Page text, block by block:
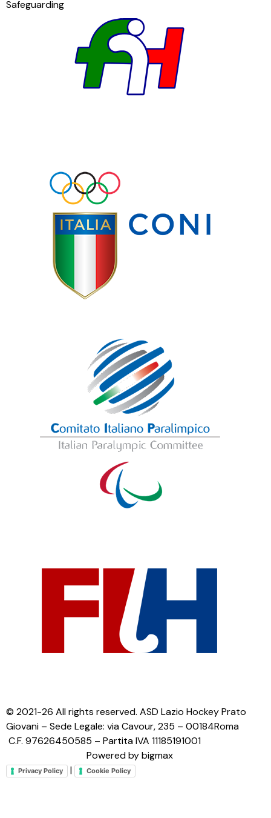
Safeguarding
© 2021-26 All rights reserved. ASD Lazio Hockey Prato
Giovani – Sede Legale: via Cavour, 235 – 00184Roma
C.F. 97626450585 – Partita IVA 11185191001
Powered by bigmax
Privacy Policy | Cookie Policy